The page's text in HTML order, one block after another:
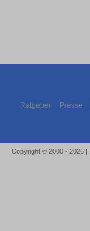
Ratgeber Presse
Copyright © 2000 - 2026 |